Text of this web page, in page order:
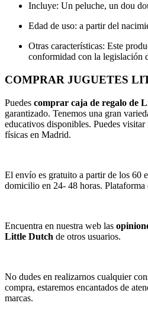
Incluye: Un peluche, un dou
Edad de uso: a partir del
Otras características: Este
conformidad con la legislación
COMPRAR JUGUETES
Puedes comprar caja de regalo de
garantizado. Tenemos una gran
educativos disponibles. Puedes
físicas en Madrid.
El envío es gratuito a partir de los 60
domicilio en 24- 48 horas. Plataforma
Encuentra en nuestra web las
Little Dutch de otros usuarios.
No dudes en realizarnos cualquier
compra, estaremos encantados de
marcas.